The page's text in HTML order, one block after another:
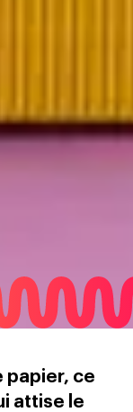
papier, ce
attise le